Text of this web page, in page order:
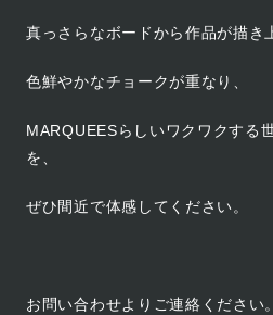
真っさらなボードから作品が描き
色鮮やかなチョークが重なり、
MARQUEESらしいワクワクする
を、
ぜひ間近で体感してください。
お問い合わせよりご連絡ください。